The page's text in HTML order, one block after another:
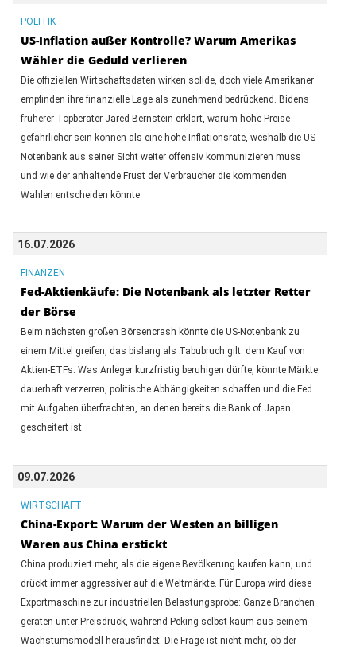
POLITIK
US-Inflation außer Kontrolle? Warum Amerikas
Wähler die Geduld verlieren
Die offiziellen Wirtschaftsdaten wirken solide, doch viele Amerikaner
empfinden ihre finanzielle Lage als zunehmend bedrückend. Bidens
früherer Topberater Jared Bernstein erklärt, warum hohe Preise
gefährlicher sein können als eine hohe Inflationsrate, weshalb die US-
Notenbank aus seiner Sicht weiter offensiv kommunizieren muss
und wie der anhaltende Frust der Verbraucher die kommenden
Wahlen entscheiden könnte
16.07.2026
FINANZEN
Fed-Aktienkäufe: Die Notenbank als letzter Retter
der Börse
Beim nächsten großen Börsencrash könnte die US-Notenbank zu
einem Mittel greifen, das bislang als Tabubruch gilt: dem Kauf von
Aktien-ETFs. Was Anleger kurzfristig beruhigen dürfte, könnte Märkte
dauerhaft verzerren, politische Abhängigkeiten schaffen und die Fed
mit Aufgaben überfrachten, an denen bereits die Bank of Japan
gescheitert ist.
09.07.2026
WIRTSCHAFT
China-Export: Warum der Westen an billigen
Waren aus China erstickt
China produziert mehr, als die eigene Bevölkerung kaufen kann, und
drückt immer aggressiver auf die Weltmärkte. Für Europa wird diese
Exportmaschine zur industriellen Belastungsprobe: Ganze Branchen
geraten unter Preisdruck, während Peking selbst kaum aus seinem
Wachstumsmodell herausfindet. Die Frage ist nicht mehr, ob der